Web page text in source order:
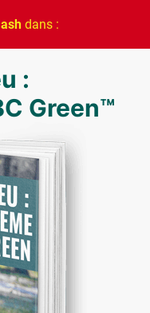
dans :
:
Green™